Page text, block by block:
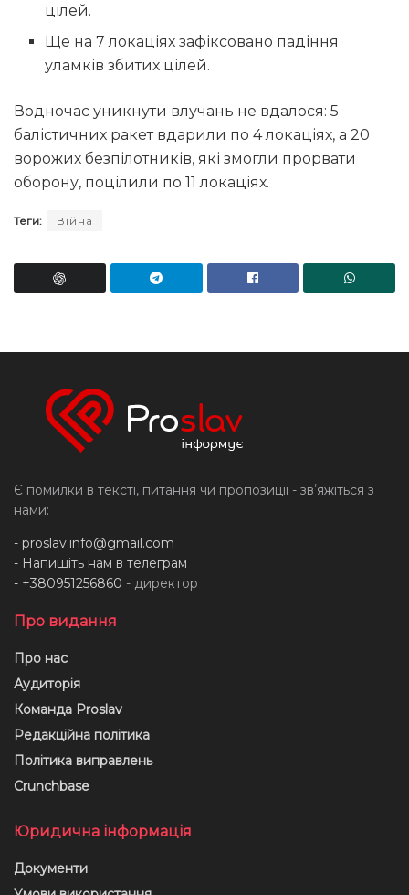
цілей.
Ще на 7 локаціях зафіксовано падіння
уламків збитих цілей.
Водночас уникнути влучань не вдалося: 5
балістичних ракет вдарили по 4 локаціях, а 20
ворожих безпілотників, які змогли прорвати
оборону, поцілили по 11 локаціях.
Теги: Війна
Є помилки в тексті, питання чи пропозиції - звʼяжіться з
нами:
- proslav.info@gmail.com
- Напишіть нам в телеграм
- +380951256860 - директор
Про видання
Про нас
Аудиторія
Команда Proslav
Редакційна політика
Політика виправлень
Crunchbase
Юридична інформація
Документи